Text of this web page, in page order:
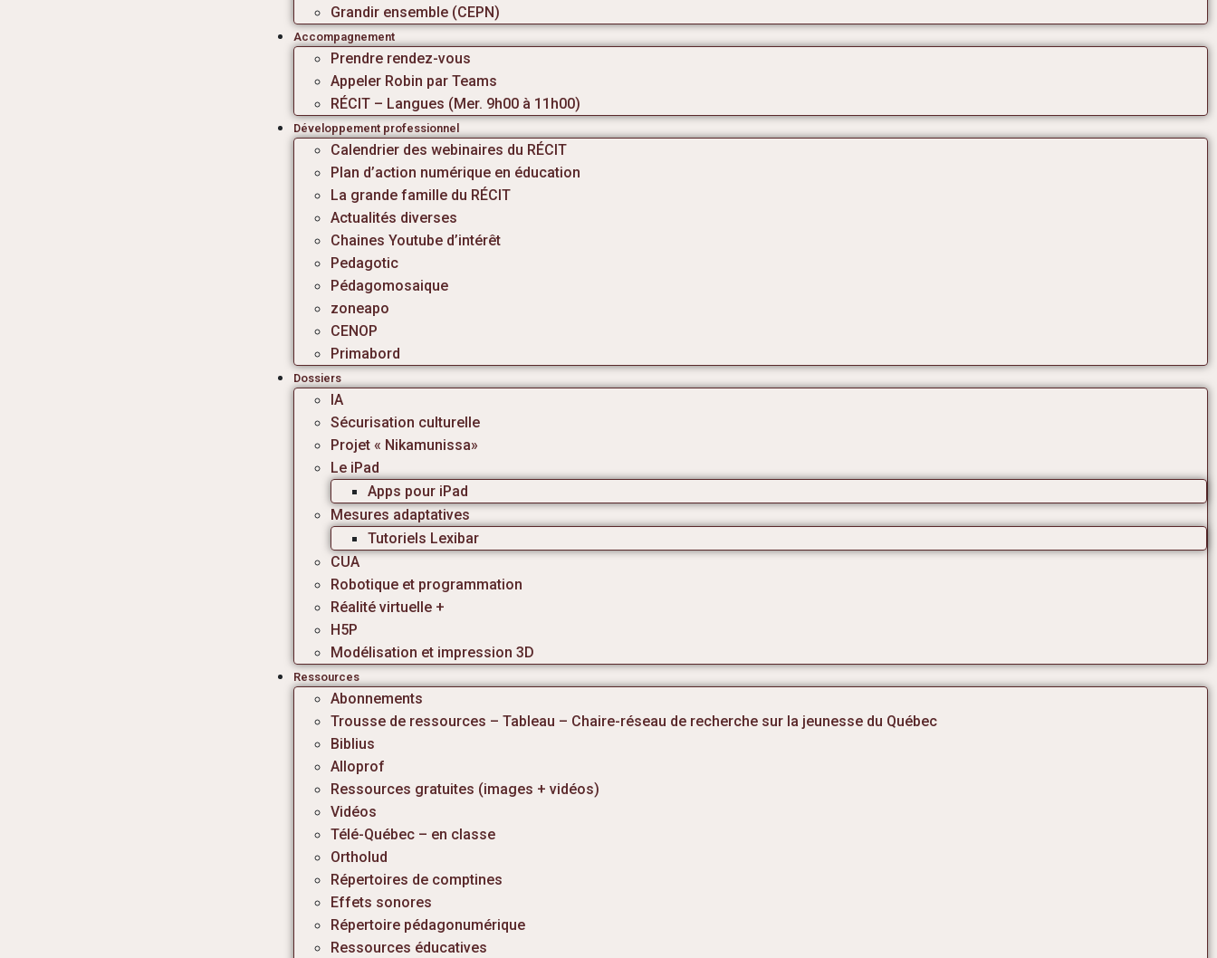
Grandir ensemble (CEPN)
Accompagnement
Prendre rendez-vous
Appeler Robin par Teams
RÉCIT – Langues (Mer. 9h00 à 11h00)
Développement professionnel
Calendrier des webinaires du RÉCIT
Plan d’action numérique en éducation
La grande famille du RÉCIT
Actualités diverses
Chaines Youtube d’intérêt
Pedagotic
Pédagomosaique
zoneapo
CENOP
Primabord
Dossiers
IA
Sécurisation culturelle
Projet « Nikamunissa»
Le iPad
Apps pour iPad
Mesures adaptatives
Tutoriels Lexibar
CUA
Robotique et programmation
Réalité virtuelle +
H5P
Modélisation et impression 3D
Ressources
Abonnements
Trousse de ressources – Tableau – Chaire-réseau de recherche sur la jeunesse du Québec
Biblius
Alloprof
Ressources gratuites (images + vidéos)
Vidéos
Télé-Québec – en classe
Ortholud
Répertoires de comptines
Effets sonores
Répertoire pédagonumérique
Ressources éducatives